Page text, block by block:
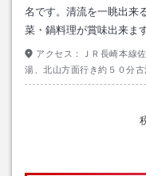
名です。清流を一眺出来
菜・鍋料理が賞味出来ます
アクセス：
ＪＲ長崎本線
湯、北山方面行き約５０分